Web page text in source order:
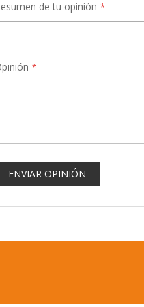
de tu opinión
ENVIAR OPINIÓN